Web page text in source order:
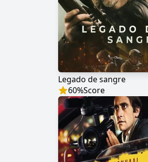
Legado de sangre
60%Score